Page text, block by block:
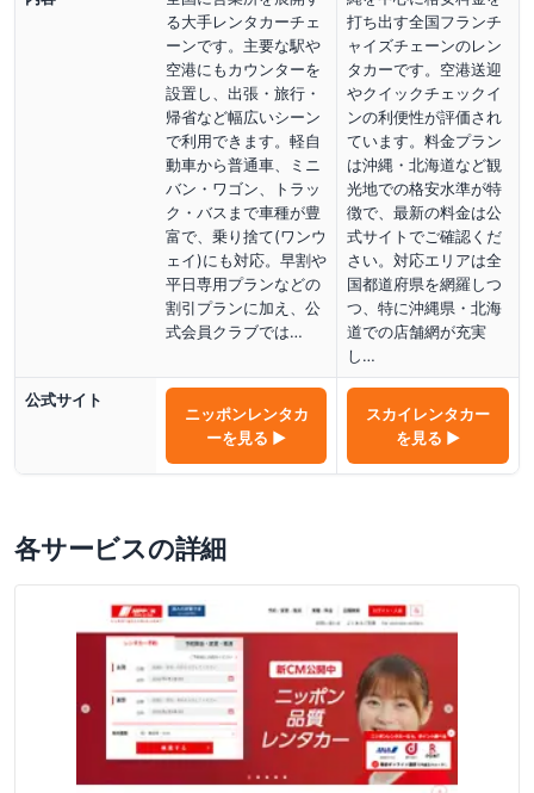
る大手レンタカーチェ
ーンです。主要な駅や
空港にもカウンターを
設置し、出張・旅行・
帰省など幅広いシーン
で利用できます。軽自
動車から普通車、ミニ
バン・ワゴン、トラッ
ク・バスまで車種が豊
富で、乗り捨て(ワンウ
ェイ)にも対応。早割や
平日専用プランなどの
割引プランに加え、公
式会員クラブでは…
打ち出す全国フランチ
ャイズチェーンのレン
タカーです。空港送迎
やクイックチェックイ
ンの利便性が評価され
ています。料金プラン
は沖縄・北海道など観
光地での格安水準が特
徴で、最新の料金は公
式サイトでご確認くだ
さい。対応エリアは全
国都道府県を網羅しつ
つ、特に沖縄県・北海
道での店舗網が充実
し…
公式サイト
ニッポンレンタカ
ーを見る ▶
スカイレンタカー
を見る ▶
各サービスの詳細